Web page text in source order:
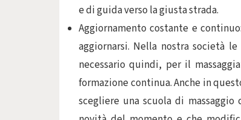
e di guida verso la giusta strada.
Aggiornamento costante e
aggiornarsi. Nella nostra società
necessario quindi, per il
formazione continua. Anche in
scegliere una scuola di